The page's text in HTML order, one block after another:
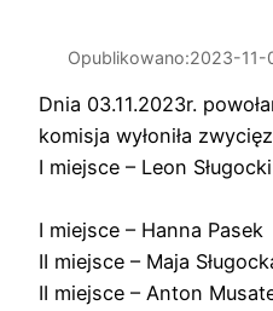
Opublikowano:2023-11-
Dnia 03.11.2023r.
komisja wyłoniła
I miejsce – Leon
I miejsce – Hanna
II miejsce – Maja
II miejsce – Anton